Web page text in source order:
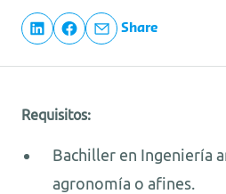
Share
Requisitos:
Bachiller en Ingeniería
agronomía o afines.